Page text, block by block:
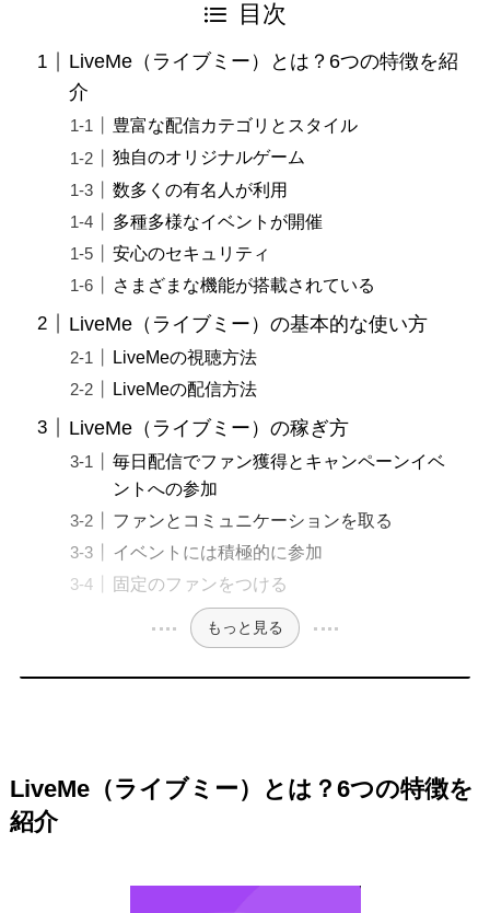
目次
LiveMe（ライブミー）とは？6つの特徴を紹
介
豊富な配信カテゴリとスタイル
独自のオリジナルゲーム
数多くの有名人が利用
多種多様なイベントが開催
安心のセキュリティ
さまざまな機能が搭載されている
LiveMe（ライブミー）の基本的な使い方
LiveMeの視聴方法
LiveMeの配信方法
LiveMe（ライブミー）の稼ぎ方
毎日配信でファン獲得とキャンペーンイベ
ントへの参加
ファンとコミュニケーションを取る
イベントには積極的に参加
固定のファンをつける
もっと見る
LiveMe（ライブミー）とは？6つの特徴を
紹介